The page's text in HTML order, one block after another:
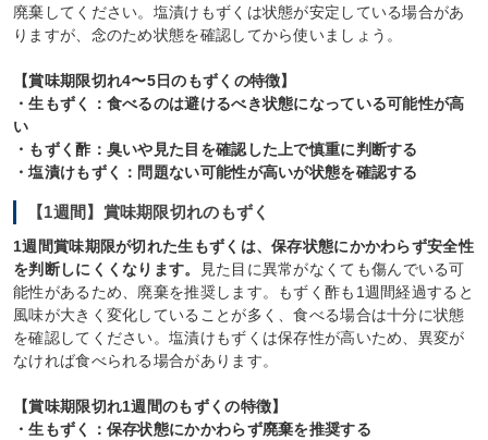
廃棄してください。塩漬けもずくは状態が安定している場合があ
りますが、念のため状態を確認してから使いましょう。
【賞味期限切れ4〜5日のもずくの特徴】
・生もずく：食べるのは避けるべき状態になっている可能性が高
い
・もずく酢：臭いや見た目を確認した上で慎重に判断する
・塩漬けもずく：問題ない可能性が高いが状態を確認する
【1週間】賞味期限切れのもずく
1週間賞味期限が切れた生もずくは、保存状態にかかわらず安全性
を判断しにくくなります。
見た目に異常がなくても傷んでいる可
能性があるため、廃棄を推奨します。もずく酢も1週間経過すると
風味が大きく変化していることが多く、食べる場合は十分に状態
を確認してください。塩漬けもずくは保存性が高いため、異変が
なければ食べられる場合があります。
【賞味期限切れ1週間のもずくの特徴】
・生もずく：保存状態にかかわらず廃棄を推奨する